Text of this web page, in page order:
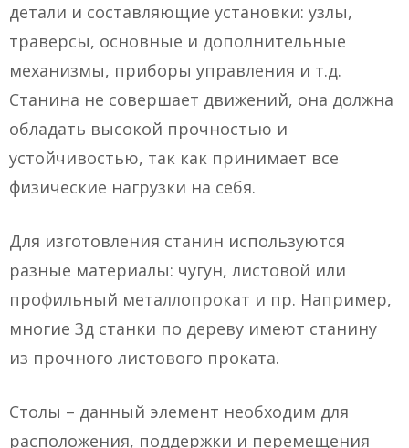
детали и составляющие установки: узлы,
траверсы, основные и дополнительные
механизмы, приборы управления и т.д.
Станина не совершает движений, она должна
обладать высокой прочностью и
устойчивостью, так как принимает все
физические нагрузки на себя.
Для изготовления станин используются
разные материалы: чугун, листовой или
профильный металлопрокат и пр. Например,
многие 3д станки по дереву имеют станину
из прочного листового проката.
Столы – данный элемент необходим для
расположения, поддержки и перемещения